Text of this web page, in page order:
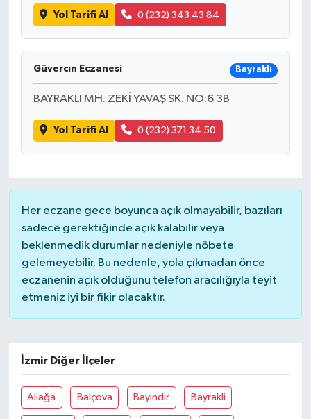
Yol Tarifi Al 0 (232) 343 43 84
Güvercın Eczanesi Bayraklı
BAYRAKLI MH. ZEKİ YAVAŞ SK. NO:6 3B
Yol Tarifi Al 0 (232) 371 34 50
Her eczane gece boyunca açık olmayabilir, bazıları
sadece gerektiğinde açık kalabilir veya
beklenmedik durumlar nedeniyle nöbete
gelemeyebilir. Bu nedenle, yola çıkmadan önce
eczanenin açık olduğunu telefon aracılığıyla teyit
etmeniz iyi bir fikir olacaktır.
İzmir Diğer İlçeler
Aliağa Balçova Bayindir Bayrakli